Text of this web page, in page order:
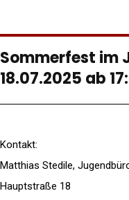
Sommerfest im
18.07.2025 ab
Kontakt:
Matthias Stedile,
Hauptstraße 18